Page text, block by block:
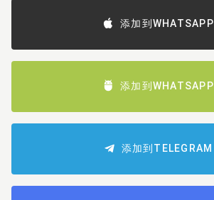
添加到WHATSAPP
添加到WHATSAPP
添加到TELEGRAM